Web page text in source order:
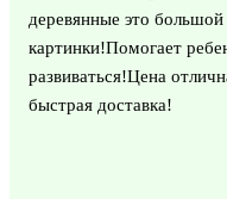
деревянные это
картинки!Помогает
развиваться!Цена
быстрая доставка!